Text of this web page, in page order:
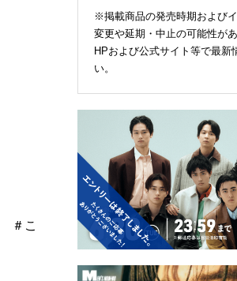
＃こ
※掲載商品の発売時期および
変更や延期・中止の可能性が
HPおよび公式サイト等で最新
い。